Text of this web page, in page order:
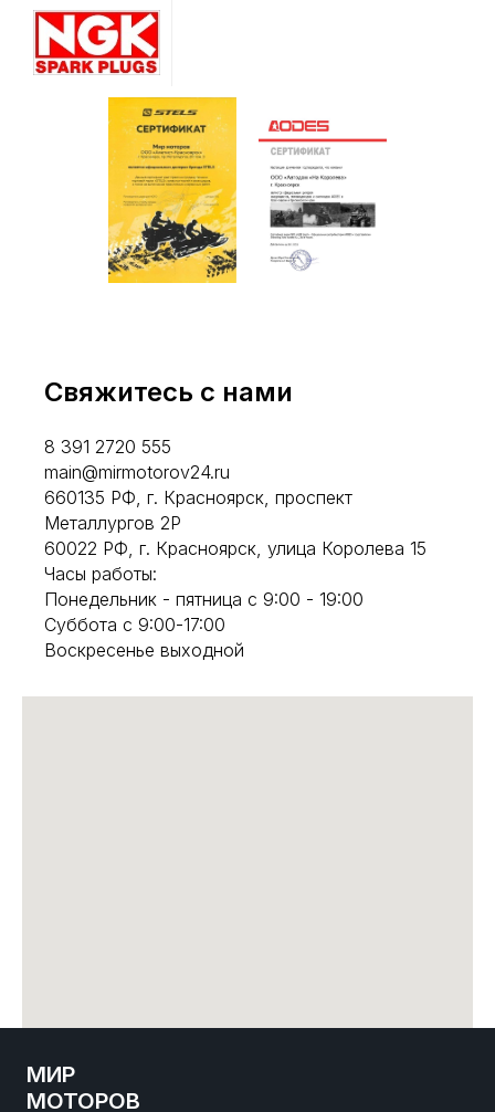
Свяжитесь с нами
8 391 2720 555
main@mirmotorov24.ru
660135 РФ, г. Красноярск, проспект
Металлургов 2Р
60022 РФ, г. Красноярск, улица Королева 15
Часы работы:
Понедельник - пятница с 9:00 - 19:00
Суббота с 9:00-17:00
Воскресенье выходной
МИР
МОТОРОВ